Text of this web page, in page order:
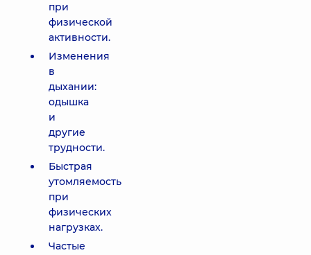
при
физической
активности.
Изменения
в
дыхании:
одышка
и
другие
трудности.
Быстрая
утомляемость
при
физических
нагрузках.
Частые